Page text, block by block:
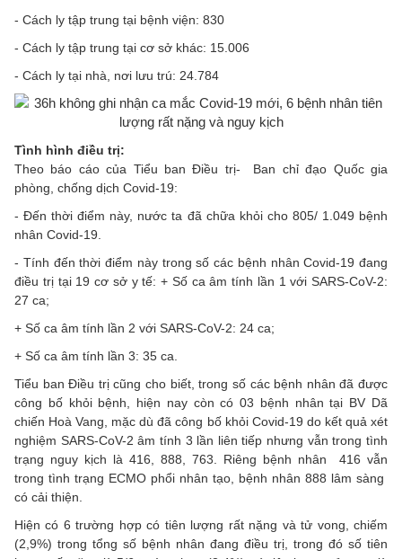
- Cách ly tập trung tại bệnh viện: 830
- Cách ly tập trung tại cơ sở khác: 15.006
- Cách ly tại nhà, nơi lưu trú: 24.784
Tình hình điều trị:
Theo báo cáo của Tiểu ban Điều trị- Ban chỉ đạo Quốc gia
phòng, chống dịch Covid-19:
- Đến thời điểm này, nước ta đã chữa khỏi cho 805/ 1.049 bệnh
nhân Covid-19.
- Tính đến thời điểm này trong số các bệnh nhân Covid-19 đang
điều trị tại 19 cơ sở y tế: + Số ca âm tính lần 1 với SARS-CoV-2:
27 ca;
+ Số ca âm tính lần 2 với SARS-CoV-2: 24 ca;
+ Số ca âm tính lần 3: 35 ca.
Tiểu ban Điều trị cũng cho biết, trong số các bệnh nhân đã được
công bố khỏi bệnh, hiện nay còn có 03 bệnh nhân tại BV Dã
chiến Hoà Vang, mặc dù đã công bố khỏi Covid-19 do kết quả xét
nghiệm SARS-CoV-2 âm tính 3 lần liên tiếp nhưng vẫn trong tình
trạng nguy kịch là 416, 888, 763. Riêng bệnh nhân 416 vẫn
trong tình trạng ECMO phổi nhân tạo, bệnh nhân 888 lâm sàng
có cải thiện.
Hiện có 6 trường hợp có tiên lượng rất nặng và tử vong, chiếm
(2,9%) trong tổng số bệnh nhân đang điều trị, trong đó số tiên